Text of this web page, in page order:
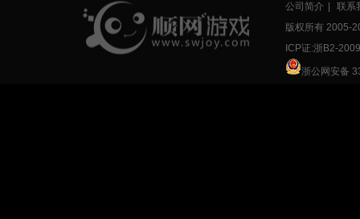
公司简介
联系
版权所有 2005-
ICP证:浙B2-
浙公网安备